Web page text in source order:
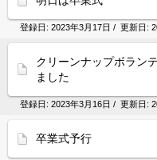
登録日: 2023年3月17日 / 更新日:
クリーンナップボラン
ました
登録日: 2023年3月16日 / 更新日:
卒業式予行